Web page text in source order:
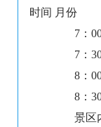
时间 月份
7：00
7：30
8：00
8：30
景区